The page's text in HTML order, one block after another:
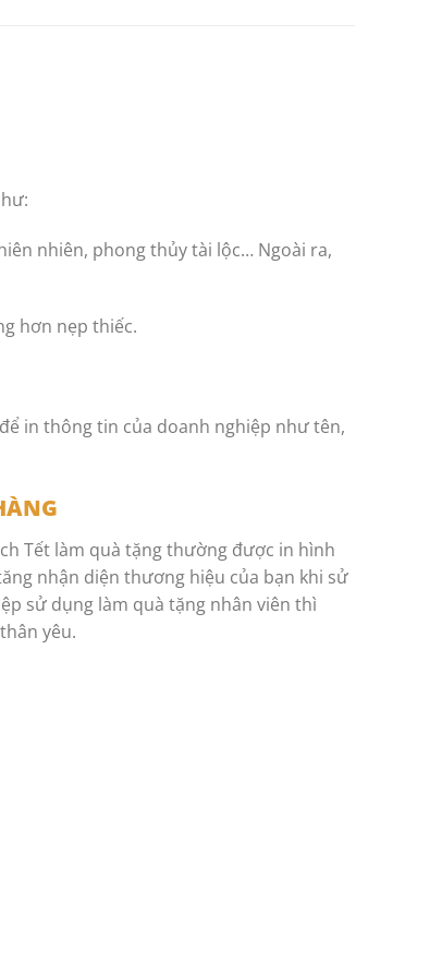
nhiên, phong thủy tài lộc… Ngoài ra,
hơn nẹp thiếc.
in thông tin của doanh nghiệp như tên,
Tết làm quà tặng thường được in hình
nhận diện thương hiệu của bạn khi sử
sử dụng làm quà tặng nhân viên thì
yêu.